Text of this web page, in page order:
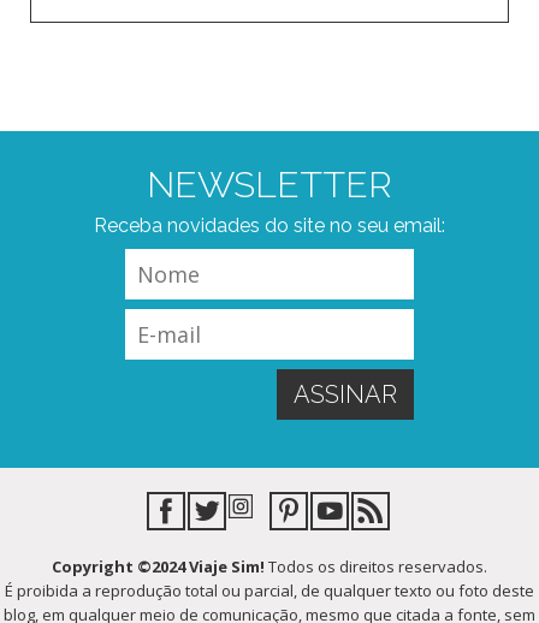
NEWSLETTER
Receba novidades do site no seu email:
Copyright ©2024 Viaje Sim! Todos os direitos reservados.
É proibida a reprodução total ou parcial, de qualquer texto ou foto deste
blog, em qualquer meio de comunicação, mesmo que citada a fonte, sem